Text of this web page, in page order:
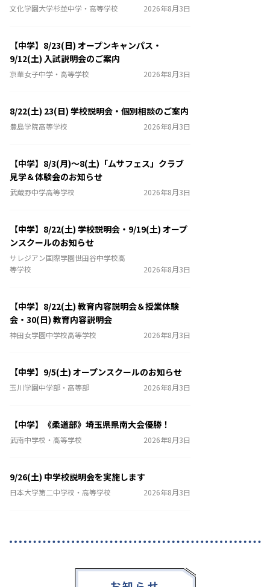
文化学園大学杉並中学・高等学校 2026年8月3日
【中学】8/23(日) オープンキャンパス・
9/12(土) 入試説明会のご案内
京華女子中学・高等学校 2026年8月3日
8/22(土) 23(日) 学校説明会・個別相談のご案内
豊島学院高等学校 2026年8月3日
【中学】8/3(月)～8(土)「ムサフェス」クラブ
見学＆体験会のお知らせ
武蔵野中学高等学校 2026年8月3日
【中学】8/22(土) 学校説明会・9/19(土) オープ
ンスクールのお知らせ
サレジアン国際学園世田谷中学校高
等学校
2026年8月3日
【中学】8/22(土) 教育内容説明会＆授業体験
会・30(日) 教育内容説明会
神田女学園中学校高等学校 2026年8月3日
【中学】9/5(土) オープンスクールのお知らせ
玉川学園中学部・高等部 2026年8月3日
【中学】《柔道部》埼玉県県南大会優勝！
武南中学校・高等学校 2026年8月3日
9/26(土) 中学校説明会を実施します
日本大学第二中学校・高等学校 2026年8月3日